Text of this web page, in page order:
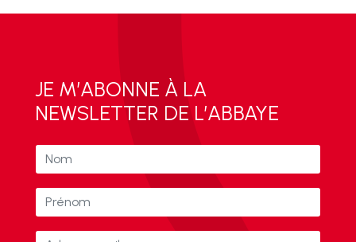
JE M’ABONNE À LA
NEWSLETTER DE L’ABBAYE